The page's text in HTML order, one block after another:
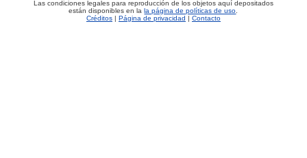
Las condiciones legales para reproducción de los objetos aquí depositados
están disponibles en lala página de políticas de uso.
Créditos| Página de privacidad | Contacto